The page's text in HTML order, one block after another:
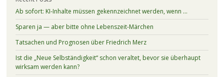
Ab sofort: KI-Inhalte müssen gekennzeichnet werden, wenn …
Sparen ja — aber bitte ohne Lebenszeit-Märchen
Tatsachen und Prognosen über Friedrich Merz
Ist die „Neue Selbständigkeit“ schon veraltet, bevor sie überhaupt
wirksam werden kann?